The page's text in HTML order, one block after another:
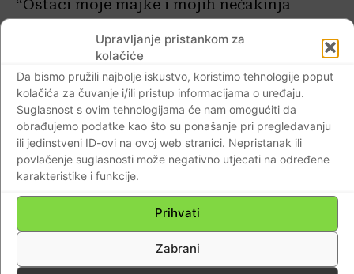
Upravljanje pristankom za
kolačiće
Da bismo pružili najbolje iskustvo, koristimo tehnologije poput
kolačića za čuvanje i/ili pristup informacijama o uređaju.
Suglasnost s ovim tehnologijama će nam omogućiti da
obrađujemo podatke kao što su ponašanje pri pregledavanju
ili jedinstveni ID-ovi na ovoj web stranici. Nepristanak ili
povlačenje suglasnosti može negativno utjecati na određene
karakteristike i funkcije.
Prihvati
Zabrani
“Ostaci moje majke i mojih nećakinja
vjerujem da su bačeni u neku jamu. Nakon
Oluje sam se raspitivao, ispitivao i tražio,
pokušavao na sve načine nešto saznati.
Došao sam do jedne žene koja mi je
ispričala da je jedan od tih četnika dolazio
kod nje. Sa sobom je nosio pletenicu koju
je odrezao Željki i hvalio se da ju je u
Gornjim Jamama odrezao jednoj curici. Tu
je pletenicu čak močio u kavu i tu kavu pio.
Kad sam to čuo, i još jako puno ružnih
stvari, tri mjeseca nisam mogao doći k